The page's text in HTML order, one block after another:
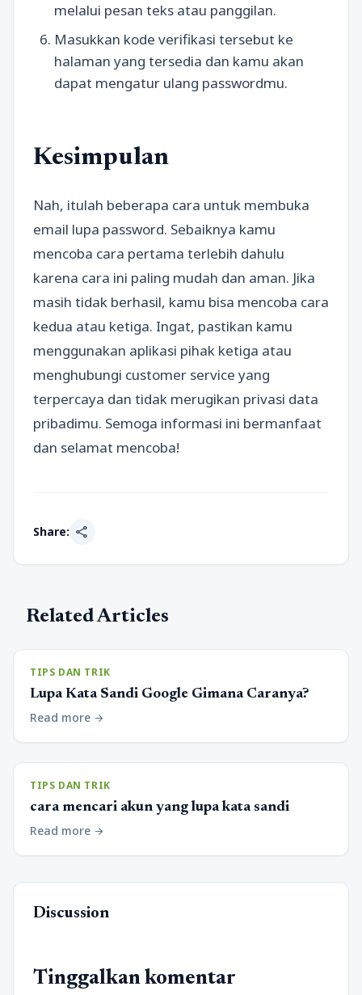
melalui pesan teks atau panggilan.
Masukkan kode verifikasi tersebut ke
halaman yang tersedia dan kamu akan
dapat mengatur ulang passwordmu.
Kesimpulan
Nah, itulah beberapa cara untuk membuka
email lupa password. Sebaiknya kamu
mencoba cara pertama terlebih dahulu
karena cara ini paling mudah dan aman. Jika
masih tidak berhasil, kamu bisa mencoba cara
kedua atau ketiga. Ingat, pastikan kamu
menggunakan aplikasi pihak ketiga atau
menghubungi customer service yang
terpercaya dan tidak merugikan privasi data
pribadimu. Semoga informasi ini bermanfaat
dan selamat mencoba!
Share: share
Related Articles
TIPS DAN TRIK
Lupa Kata Sandi Google Gimana Caranya?
Read more arrow_forward
TIPS DAN TRIK
cara mencari akun yang lupa kata sandi
Read more arrow_forward
Discussion
Tinggalkan komentar